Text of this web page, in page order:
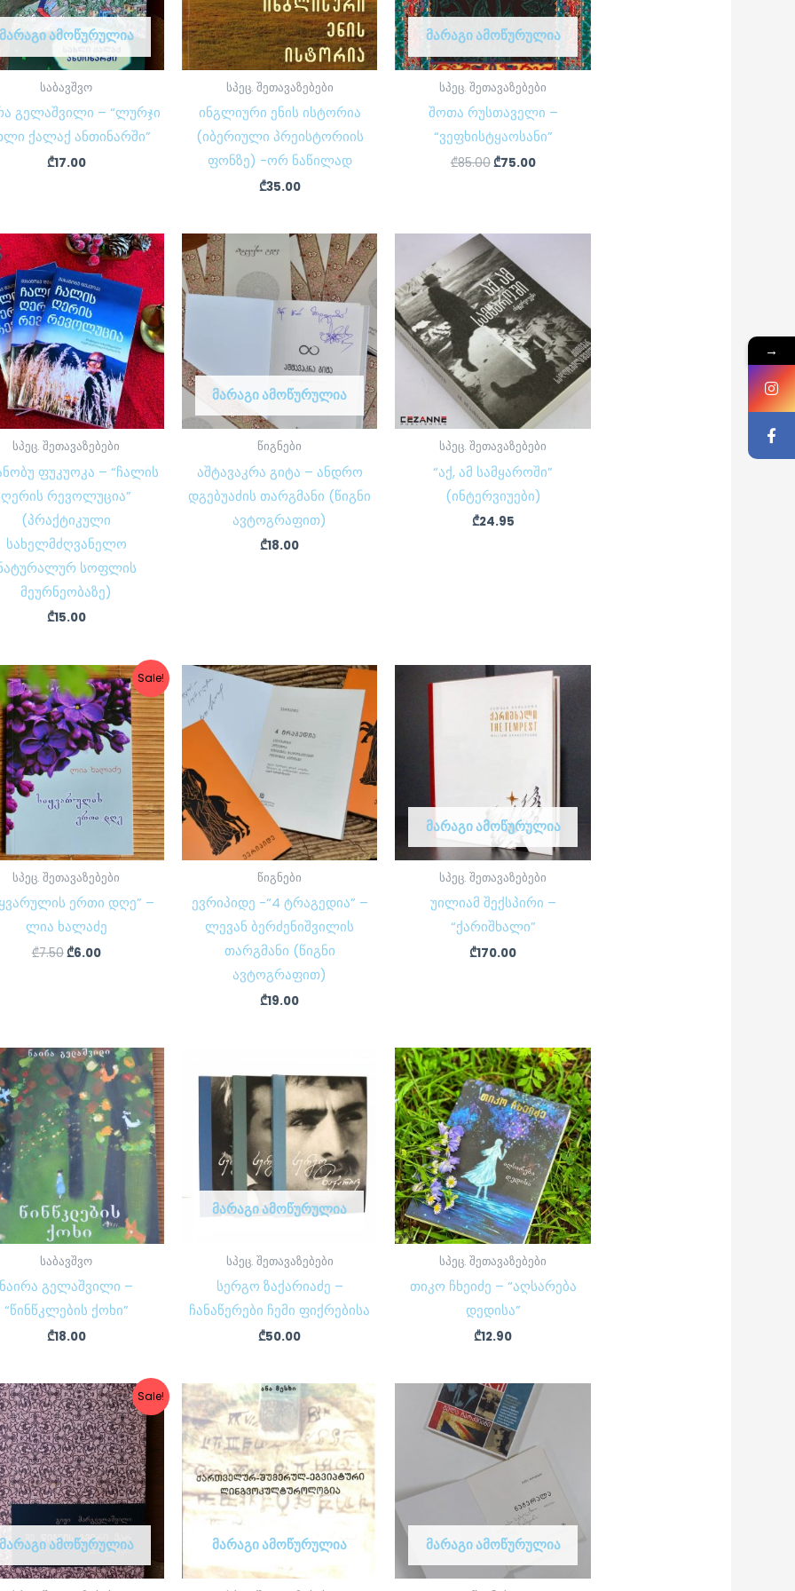
ᲛᲐᲠᲐᲒᲘ ᲐᲛᲝᲬᲣᲠᲣᲚᲘᲐ
საბავშვო
გელაშვილი – “ლურჯი
ქალაქ ანთინარში”
₾17.00
სპეც. შეთავაზებები
ინგლიური ენის ისტორია
(იბერიული პრეისტორიის
ფონზე) -ორ ნაწილად
₾35.00
ᲛᲐᲠᲐᲒᲘ ᲐᲛᲝᲬᲣᲠᲣᲚᲘᲐ
სპეც. შეთავაზებები
შოთა რუსთაველი –
“ვეფხისტყაოსანი”
₾85.00₾75.00
სპეც. შეთავაზებები
ფუკუოკა – “ჩალის
ღერის რევოლუცია”
(პრაქტიკული
სახელმძღვანელო
სოფლის
მეურნეობაზე)
₾15.00
ᲛᲐᲠᲐᲒᲘ ᲐᲛᲝᲬᲣᲠᲣᲚᲘᲐ
წიგნები
აშტავაკრა გიტა – ანდრო
დგებუაძის თარგმანი (წიგნი
ავტოგრაფით)
₾18.00
სპეც. შეთავაზებები
“აქ, ამ სამყაროში”
(ინტერვიუები)
₾24.95
Sale!
სპეც. შეთავაზებები
ერთი დღე” –
ლია ხალაძე
₾7.50
Original
price
was:
₾7.50.
₾6.00
Current
price
is:
₾6.00.
წიგნები
ევრიპიდე -“4 ტრაგედია” –
ლევან ბერძენიშვილის
თარგმანი (წიგნი
ავტოგრაფით)
₾19.00
ᲛᲐᲠᲐᲒᲘ ᲐᲛᲝᲬᲣᲠᲣᲚᲘᲐ
სპეც. შეთავაზებები
უილიამ შექსპირი –
“ქარიშხალი”
₾170.00
საბავშვო
ნაირა გელაშვილი –
“წინწკლების ქოხი”
₾18.00
ᲛᲐᲠᲐᲒᲘ ᲐᲛᲝᲬᲣᲠᲣᲚᲘᲐ
სპეც. შეთავაზებები
სერგო ზაქარიაძე –
ჩანაწერები ჩემი ფიქრებისა
₾50.00
სპეც. შეთავაზებები
თიკო ჩხეიძე – “აღსარება
დედისა”
₾12.90
Sale!
ᲛᲐᲠᲐᲒᲘ ᲐᲛᲝᲬᲣᲠᲣᲚᲘᲐ
Original
price
was:
₾13.50.
Current
price
is:
₾10.00.
ᲛᲐᲠᲐᲒᲘ ᲐᲛᲝᲬᲣᲠᲣᲚᲘᲐ ᲛᲐᲠᲐᲒᲘ ᲐᲛᲝᲬᲣᲠᲣᲚᲘᲐ
→